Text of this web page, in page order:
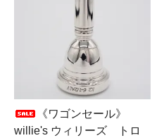
《ワゴンセール》
willie's ウィリーズ トロ